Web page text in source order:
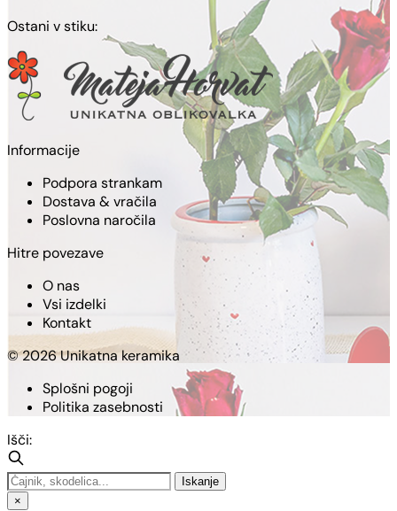
Ostani v stiku:
Informacije
Podpora strankam
Dostava & vračila
Poslovna naročila
Hitre povezave
O nas
Vsi izdelki
Kontakt
© 2026 Unikatna keramika
Splošni pogoji
Politika zasebnosti
Išči:
Iskanje
×